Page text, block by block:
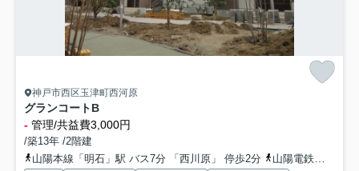
神戸市西区玉津町西河原
グランコートB
- 管理/共益費3,000円
/築13年 /2階建
山陽本線「明石」駅 バス7分 「西川原」 停歩2分
山陽電鉄本線「山陽明石」駅 バス7分 「西川原」 停歩2分